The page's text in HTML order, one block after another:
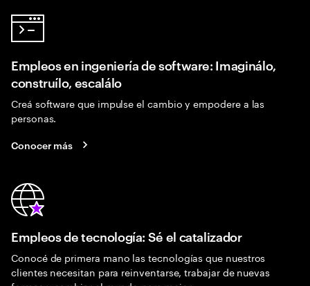
Empleos en ingeniería de software: Imaginálo,
construílo, escalálo
Creá software que impulse el cambio y empodere a las
personas.
Conocer más
Empleos de tecnología: Sé el catalizador
Conocé de primera mano las tecnologías que nuestros
clientes necesitan para reinventarse, trabajar de nuevas